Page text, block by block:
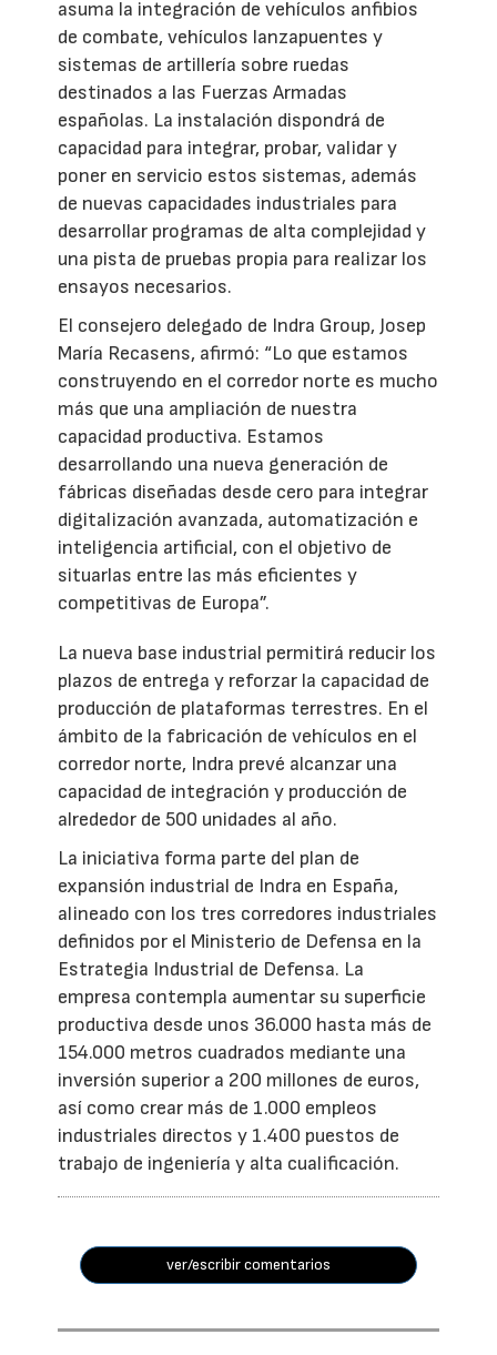
asuma la integración de vehículos anfibios
de combate, vehículos lanzapuentes y
sistemas de artillería sobre ruedas
destinados a las Fuerzas Armadas
españolas. La instalación dispondrá de
capacidad para integrar, probar, validar y
poner en servicio estos sistemas, además
de nuevas capacidades industriales para
desarrollar programas de alta complejidad y
una pista de pruebas propia para realizar los
ensayos necesarios.
El consejero delegado de Indra Group, Josep
María Recasens, afirmó: “Lo que estamos
construyendo en el corredor norte es mucho
más que una ampliación de nuestra
capacidad productiva. Estamos
desarrollando una nueva generación de
fábricas diseñadas desde cero para integrar
digitalización avanzada, automatización e
inteligencia artificial, con el objetivo de
situarlas entre las más eficientes y
competitivas de Europa”.
La nueva base industrial permitirá reducir los
plazos de entrega y reforzar la capacidad de
producción de plataformas terrestres. En el
ámbito de la fabricación de vehículos en el
corredor norte, Indra prevé alcanzar una
capacidad de integración y producción de
alrededor de 500 unidades al año.
La iniciativa forma parte del plan de
expansión industrial de Indra en España,
alineado con los tres corredores industriales
definidos por el Ministerio de Defensa en la
Estrategia Industrial de Defensa. La
empresa contempla aumentar su superficie
productiva desde unos 36.000 hasta más de
154.000 metros cuadrados mediante una
inversión superior a 200 millones de euros,
así como crear más de 1.000 empleos
industriales directos y 1.400 puestos de
trabajo de ingeniería y alta cualificación.
ver/escribir comentarios